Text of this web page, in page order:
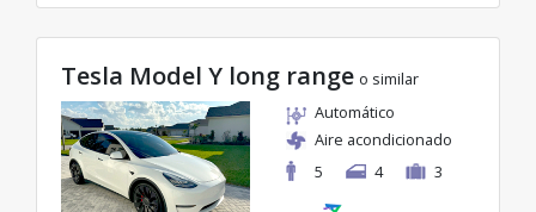
Tesla Model Y long range o similar
Automático
Aire acondicionado
5
4 3